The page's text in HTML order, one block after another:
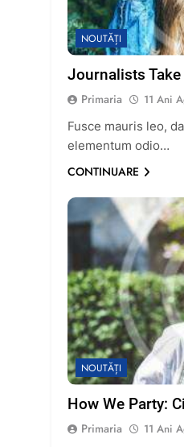
NOUTĂȚI
Journalists
Primaria 11 Ani
Fusce mauris leo,
elementum odio…
CONTINUARE
NOUTĂȚI
How We Party:
Primaria 11 Ani